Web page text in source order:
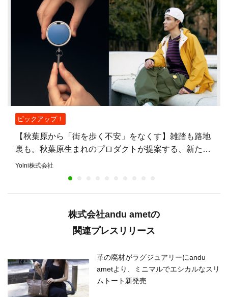
ピックアップ！
【秋葉原から「街を歩く不安」をなくす】雑踏も路地
裏も。秋葉原生まれのプロダクトが提案する、新たな
安心のまちづくり
Yolni株式会社
株式会社andu ametの
関連プレスリリース
革の廃材がラグジュアリーにandu
ametより、ミニマルでエシカルなスリ
ムトート新発売